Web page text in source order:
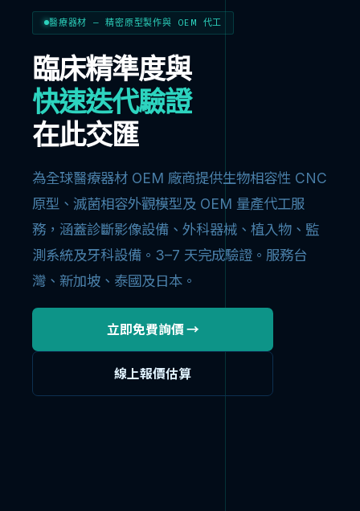
醫療器材 — 精密原型製作與 OEM 代工
臨床精準度與
快速迭代驗證
在此交匯
為全球醫療器材 OEM 廠商提供生物相容性 CNC
原型、滅菌相容外觀模型及 OEM 量產代工服
務，涵蓋診斷影像設備、外科器械、植入物、監
測系統及牙科設備。3–7 天完成驗證。服務台
灣、新加坡、泰國及日本。
立即免費詢價 →
線上報價估算